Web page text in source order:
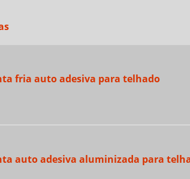
fria auto adesiva para telhado
auto adesiva aluminizada para